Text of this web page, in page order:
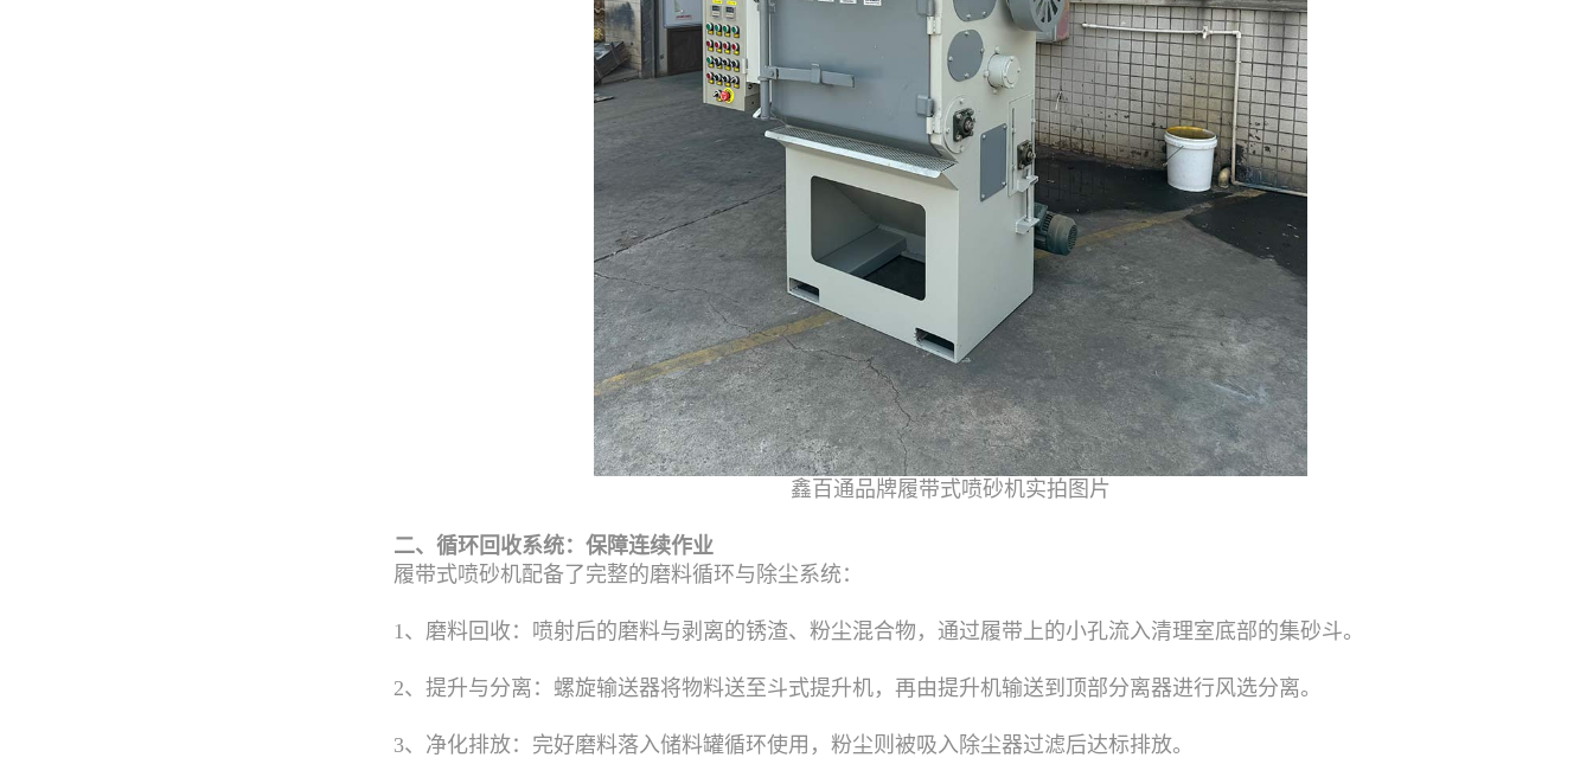
鑫百通品牌履带式喷砂机实拍图片
二、循环回收系统：保障连续作业
履带式喷砂机配备了完整的磨料循环与除尘系统：
1、磨料回收：喷射后的磨料与剥离的锈渣、粉尘混合物，通过履带上的小孔流入清理室底部的集砂斗。
2、提升与分离：螺旋输送器将物料送至斗式提升机，再由提升机输送到顶部分离器进行风选分离。
3、净化排放：完好磨料落入储料罐循环使用，粉尘则被吸入除尘器过滤后达标排放。